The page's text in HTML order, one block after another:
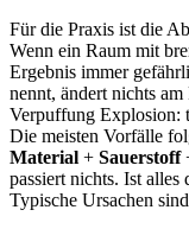
Für die Praxis ist die
Wenn ein Raum mit
Ergebnis immer
nennt, ändert nichts
Verpuffung Explosion:
Die meisten Vorfälle
Material + Sauerstoff
passiert nichts. Ist alles
Typische Ursachen